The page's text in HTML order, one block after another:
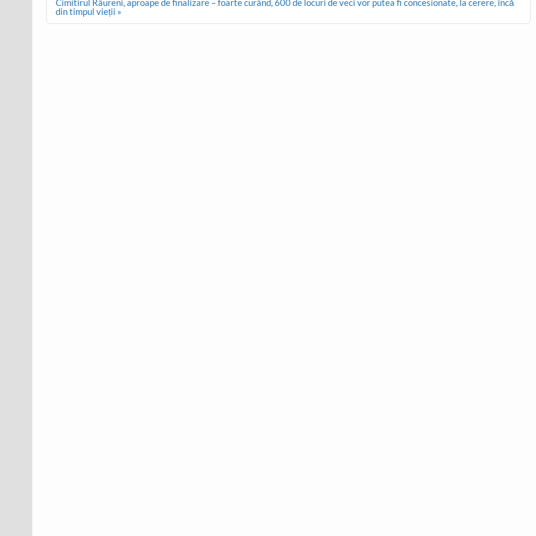
navigation
Cimitirul Râureni, aproape de finalizare – foarte curând, 600 de locuri de veci vor putea fi concesionate, la cerere, încă
din timpul vieții »